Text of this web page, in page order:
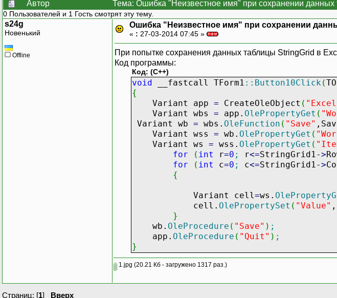
Автор
Тема: Ошибка "Неизвестное имя" при сохранении
0 Пользователей и 1 Гость смотрят эту тему.
s24g
Новенький
Offline
Ошибка "Неизвестное имя" при сохранении
« : 27-03-2014 07:45 »
При попытке сохранения данных таблицы StringGrid в
Код программы:
Код: (C++)
void __fastcall TForm1 :: Button10Click (
{
Variant app = CreateOleObject (
Variant wbs = app. OlePropertyGet (
Variant wb = wbs. OleFunction ( "Save"
Variant wss = wb. OlePropertyGet (
Variant ws = wss. OlePropertyGet (
for
( int r=0 ; r<=StringGrid1 ->
for
( int c=0 ; c<=StringGrid1 ->
{
Variant cell =ws.
cell. OlePropertySet ( "Value"
}
wb. OleProcedure ( "Save" ) ;
app. OleProcedure ( "Quit" ) ;
}
1.jpg (20.21 Кб - загружено 1317 раз.)
Страниц: [1] Вверх